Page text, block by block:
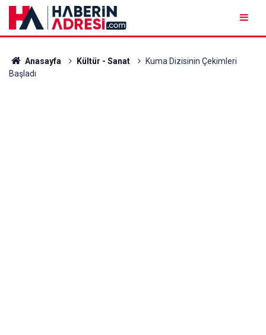
Anasayfa Kültür - Sanat
Kuma Dizisinin Çekimleri
Başladı